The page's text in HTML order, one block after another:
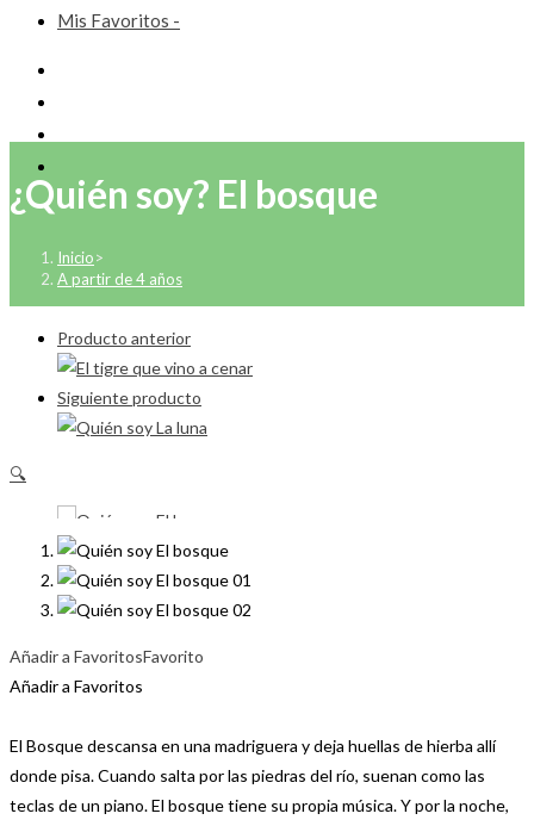
Mis Favoritos -
¿Quién soy? El bosque
Inicio>
A partir de 4 años
Producto anterior
Siguiente producto
🔍
Añadir a FavoritosFavorito
Añadir a Favoritos
El Bosque descansa en una madriguera y deja huellas de hierba allí
donde pisa. Cuando salta por las piedras del río, suenan como las
teclas de un piano. El bosque tiene su propia música. Y por la noche,